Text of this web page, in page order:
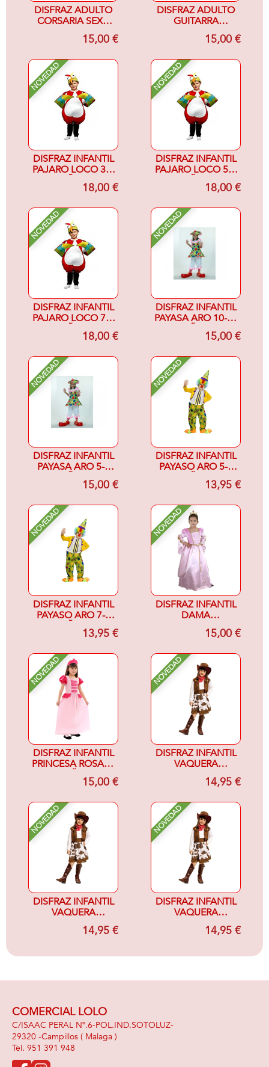
DISFRAZ ADULTO
CORSARIA SEXY-
MUJER-15,00 €
DISFRAZ ADULTO
GUITARRA
ELECTRICA15,00 €
NOVEDAD
DISFRAZ INFANTIL
PAJARO LOCO 3-4
AÑOS18,00 €
NOVEDAD
DISFRAZ INFANTIL
PAJARO LOCO 5-6
AÑOS18,00 €
NOVEDAD
DISFRAZ INFANTIL
PAJARO LOCO 7-9
AÑOS18,00 €
NOVEDAD
DISFRAZ INFANTIL
PAYASA ARO 10-12
AÑOS15,00 €
NOVEDAD
DISFRAZ INFANTIL
PAYASA ARO 5-6
AÑOS15,00 €
NOVEDAD
DISFRAZ INFANTIL
PAYASO ARO 5-6
AÑOS13,95 €
NOVEDAD
DISFRAZ INFANTIL
PAYASO ARO 7-9
AÑOS13,95 €
NOVEDAD
DISFRAZ INFANTIL
DAMA
RENACENTISTA 7-
9AÑOS, RASO
15,00 €
NOVEDAD
DISFRAZ INFANTIL
PRINCESA ROSA 7-
9 AÑOS15,00 €
NOVEDAD
DISFRAZ INFANTIL
VAQUERA
MARRON Y
BLANCO 10-12
14,95 €
NOVEDAD
DISFRAZ INFANTIL
VAQUERA
MARRON Y
BLANCO 3-414,95 €
NOVEDAD
DISFRAZ INFANTIL
VAQUERA
MARRON Y
BLANCO 5-614,95 €
COMERCIAL LOLO
C/ISAAC PERAL Nº.6-POL.IND.SOTOLUZ-
29320 -Campillos ( Malaga )
951 391 948